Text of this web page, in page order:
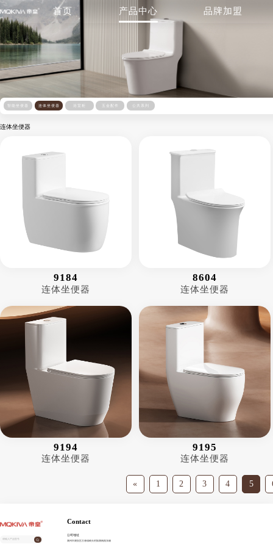
首页 产品中心 品牌加盟
智能坐便器 连体坐便器 浴室柜 五金配件
连体坐便器
9184
连体坐便器
8604
连体坐便器
9194
连体坐便器
9195
连体坐便器
« 1 2 3 4 5
Contact
公司地址
潮州市潮安区古巷镇崎头村振潮南路东侧